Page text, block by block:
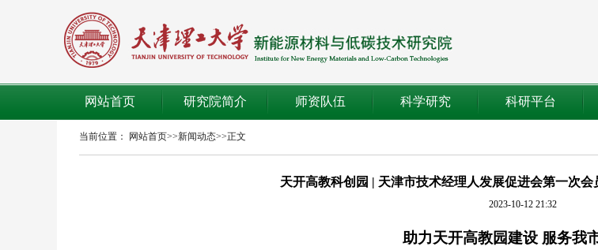
网站首页 研究院简介 师资队伍 科学研究 科研平台
当前位置： 网站首页>>新闻动态>>正文
天开高教科创园 | 天津市技术经理人发展促进会第一次
2023-10-12 21:32
助力天开高教园建设 服务我